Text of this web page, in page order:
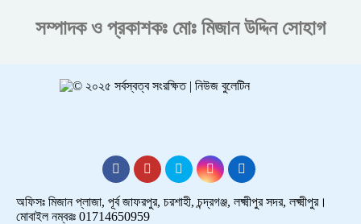
সম্পাদক ও প্রকাশকঃ মোঃ মিজান উদ্দিন সোহাগ
অফিসঃ মিজান প্লাজা, পূর্ব জাফরপুর, চরশাহী, চন্দ্রগঞ্জ, লক্ষ্মীপুর সদর, লক্ষ্মীপুর।
মোবাইল নম্বরঃ 01714650959